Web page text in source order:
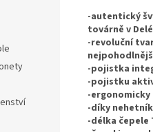
-autentický
továrně v
-revoluční
-pojistka
-pojistku
-
-díky
-délka čepele